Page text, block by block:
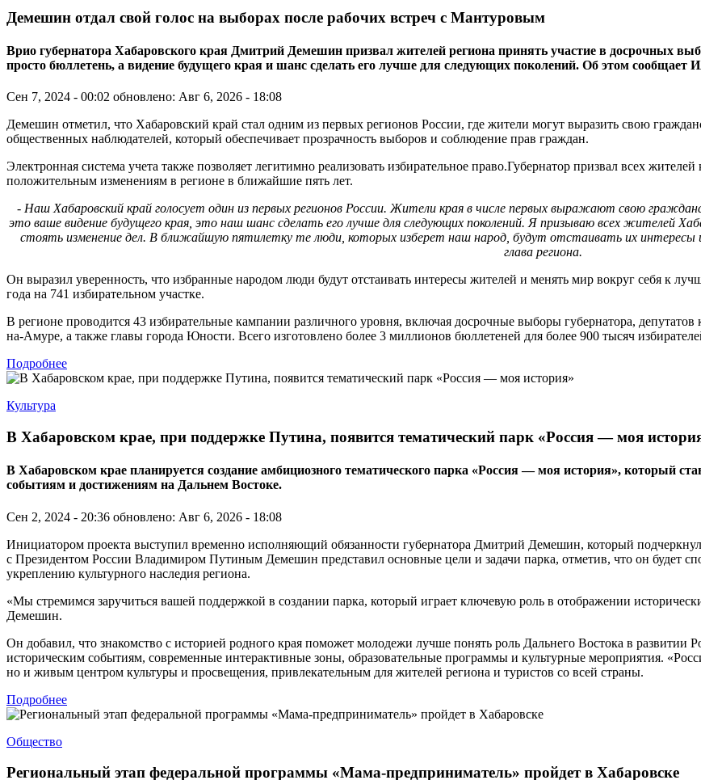
Демешин отдал свой голос на выборах после рабочих встреч с Мантуровым
Врио губернатора Хабаровского края Дмитрий Демешин призвал жителей региона принять участие в досрочных
просто бюллетень, а видение будущего края и шанс сделать его лучше для следующих поколений. Об этом сообщает
Сен 7, 2024 - 00:02 обновлено: Авг 6, 2026 - 18:08
Демешин отметил, что Хабаровский край стал одним из первых регионов России, где жители могут выразить свою
общественных наблюдателей, который обеспечивает прозрачность выборов и соблюдение прав граждан.
Электронная система учета также позволяет легитимно реализовать избирательное право.Губернатор призвал всех
положительным изменениям в регионе в ближайшие пять лет.
- Наш Хабаровский край голосует один из первых регионов России. Жители края в числе первых выражают свою
это ваше видение будущего края, это наш шанс сделать его лучше для следующих поколений. Я призываю всех жителей
стоять изменение дел. В ближайшую пятилетку те люди, которых изберет наш народ, будут отстаивать их интересы и
глава региона.
Он выразил уверенность, что избранные народом люди будут отстаивать интересы жителей и менять мир вокруг себя к
года на 741 избирательном участке.
В регионе проводится 43 избирательные кампании различного уровня, включая досрочные выборы губернатора,
на-Амуре, а также главы города Юности. Всего изготовлено более 3 миллионов бюллетеней для более 900 тысяч
Подробнее
Культура
В Хабаровском крае, при поддержке Путина, появится тематический парк «Россия — моя
В Хабаровском крае планируется создание амбициозного тематического парка «Россия — моя история»,
событиям и достижениям на Дальнем Востоке.
Сен 2, 2024 - 20:36 обновлено: Авг 6, 2026 - 18:08
Инициатором проекта выступил временно исполняющий обязанности губернатора Дмитрий Демешин, который подчеркнул
с Президентом России Владимиром Путиным Демешин представил основные цели и задачи парка, отметив, что он будет
укреплению культурного наследия региона.
«Мы стремимся заручиться вашей поддержкой в создании парка, который играет ключевую роль в отображении
Демешин.
Он добавил, что знакомство с историей родного края поможет молодежи лучше понять роль Дальнего Востока в
историческим событиям, современные интерактивные зоны, образовательные программы и культурные мероприятия.
но и живым центром культуры и просвещения, привлекательным для жителей региона и туристов со всей страны.
Подробнее
Общество
Региональный этап федеральной программы «Мама-предприниматель» пройдет в Хабаровске